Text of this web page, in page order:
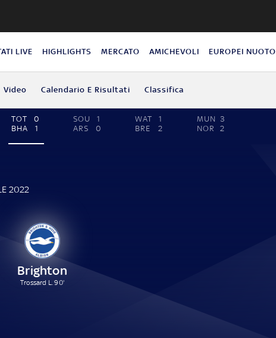
LIVE HIGHLIGHTS MERCATO AMICHEVOLI EUROPEI NUOTO
Video Calendario E Risultati Classifica
TOT
0
BHA
1
SOU
1
ARS
0
WAT
1
BRE
2
MUN 3
NOR
2
2022
Brighton
Trossard L. 90'